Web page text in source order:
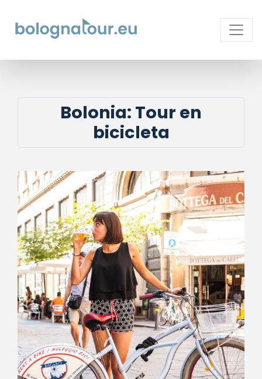
Bolonia: Tour en
bicicleta
Previous Next